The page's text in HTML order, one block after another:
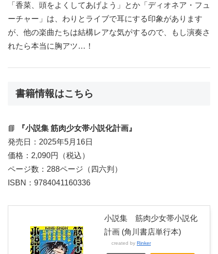
「香菜、頭をよくしてあげよう」とか「ディオネア・フュ
ーチャー」は、わりとライブで耳にする印象があります
が、他の楽曲たちは結構レアな気がするので、もし演奏さ
れたら本当に胸アツ…！
書籍情報はこちら
📘
『小説集 筋肉少女帯小説化計画』
発売日：2025年5月16日
価格：2,090円（税込）
ページ数：288ページ（四六判）
ISBN：9784041160336
小説集 筋肉少女帯小説化
計画 (角川書店単行本)
created by Rinker